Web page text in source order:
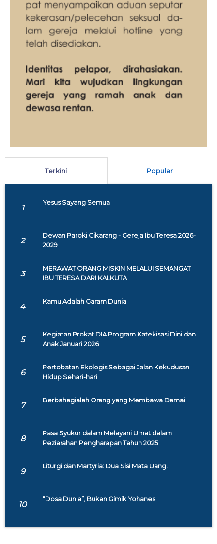
Terkini Popular
1
Yesus Sayang Semua
2
Dewan Paroki Cikarang - Gereja Ibu Teresa 2026-
2029
3
MERAWAT ORANG MISKIN MELALUI SEMANGAT
IBU TERESA DARI KALKUTA
4
Kamu Adalah Garam Dunia
5
Kegiatan Prokat DIA Program Katekisasi Dini dan
Anak Januari 2026
6
Pertobatan Ekologis Sebagai Jalan Kekudusan
Hidup Sehari-hari
7
Berbahagialah Orang yang Membawa Damai
8
Rasa Syukur dalam Melayani Umat dalam
Peziarahan Pengharapan Tahun 2025
9
Liturgi dan Martyria: Dua Sisi Mata Uang.
10
“Dosa Dunia”, Bukan Gimik Yohanes